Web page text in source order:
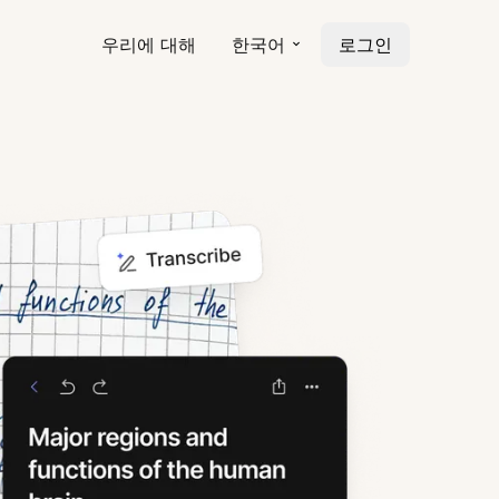
우리에 대해 한국어 로그인